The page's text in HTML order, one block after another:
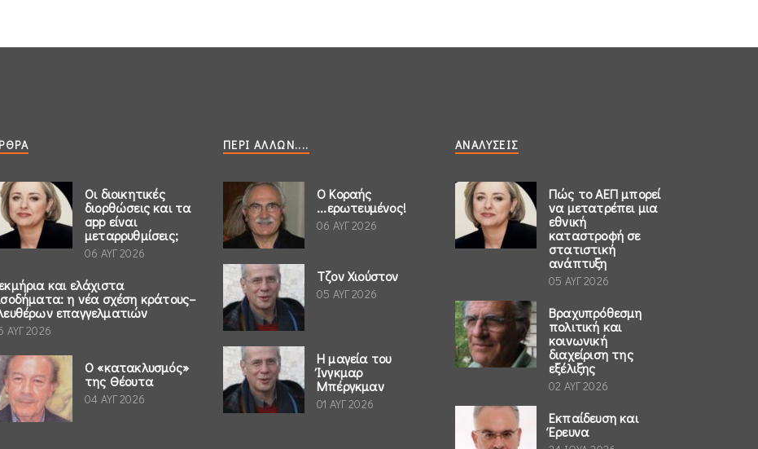
Οι διοικητικές
διορθώσεις και τα
app είναι
μεταρρυθμίσεις;
06 ΑΥΓ 2026
και ελάχιστα
η νέα σχέση κράτους–
επαγγελματιών
ΑΥΓ 2026
Ο «κατακλυσμός»
της Θέουτα
04 ΑΥΓ 2026
ΠΕΡΊ ΆΛΛΩΝ....
Ο Κοραής
...ερωτευμένος!
06 ΑΥΓ 2026
Τζον Χιούστον
05 ΑΥΓ 2026
Η μαγεία του
Ίνγκμαρ
Μπέργκμαν
01 ΑΥΓ 2026
ΑΝΑΛΎΣΕΙΣ
Πώς το ΑΕΠ μπορεί
να μετατρέπει μια
εθνική
καταστροφή σε
στατιστική
ανάπτυξη
05 ΑΥΓ 2026
Βραχυπρόθεσμη
πολιτική και
κοινωνική
διαχείριση της
εξέλιξης
02 ΑΥΓ 2026
Εκπαίδευση και
Έρευνα